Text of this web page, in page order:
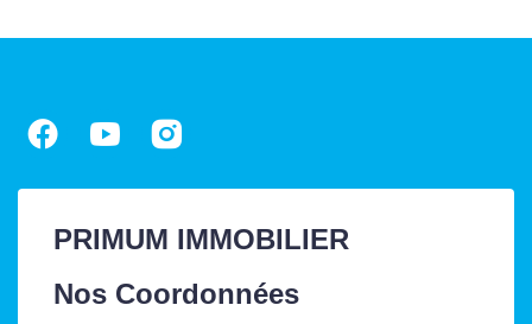
PRIMUM IMMOBILIER
Nos Coordonnées